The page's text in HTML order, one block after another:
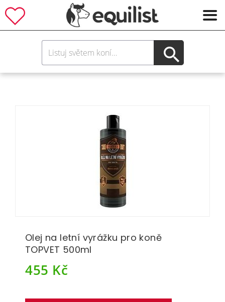
Olej na letní vyrážku pro koně
TOPVET 500ml
455 Kč